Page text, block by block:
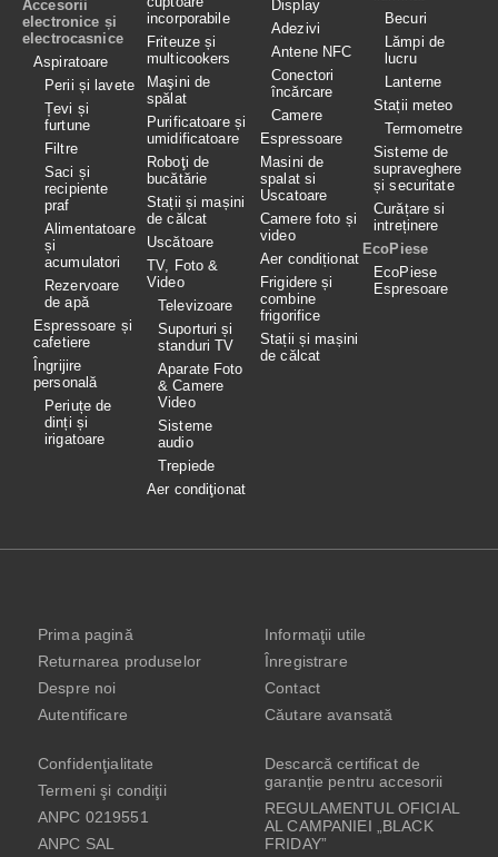
Accesorii
electronice și
electrocasnice
Aspiratoare
Perii și lavete
Țevi și
furtune
Filtre
Saci și
recipiente
praf
Alimentatoare
și
acumulatori
Rezervoare
de apă
Espressoare și
cafetiere
Îngrijire
personală
Periuțe de
dinți și
irigatoare
incorporabile
Friteuze și
multicookers
Maşini de
spălat
Purificatoare și
umidificatoare
Roboţi de
bucătărie
Stații și mașini
de călcat
Uscătoare
TV, Foto &
Video
Televizoare
Suporturi și
standuri TV
Aparate Foto
& Camere
Video
Sisteme
audio
Trepiede
Aer condiţionat
Display
Adezivi
Antene NFC
Conectori
încărcare
Camere
Espressoare
Masini de
spalat si
Uscatoare
Camere foto și
video
Aer condiționat
Frigidere și
combine
frigorifice
Stații și mașini
de călcat
Becuri
Lămpi de
lucru
Lanterne
Stații meteo
Termometre
Sisteme de
supraveghere
și securitate
Curățare si
intreținere
EcoPiese
EcoPiese
Espresoare
Prima pagină
Returnarea produselor
Despre noi
Autentificare
Informaţii utile
Înregistrare
Contact
Căutare avansată
Confidenţialitate
Termeni şi condiţii
ANPC 0219551
ANPC SAL
Descarcă certificat de
garanție pentru accesorii
REGULAMENTUL OFICIAL
AL CAMPANIEI „BLACK
FRIDAY”